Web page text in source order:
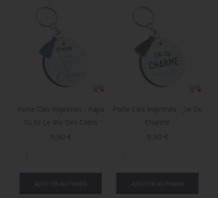
Porte Clés Imprimés - Papa
Tu Es Le Roi Des Câlins
Prix
9,90 €
Porte Clés Imprimés - J’ai Du
Charme
Prix
9,90 €